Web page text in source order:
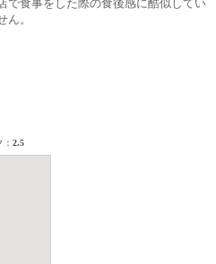
で食事をした際の食後感に酷似してい
。